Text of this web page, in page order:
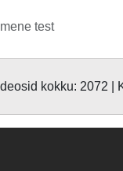
test
kokku: 2072 |